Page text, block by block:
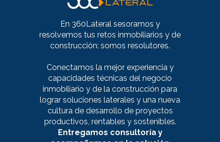
En 360Lateral sesoramos y
resolvemos tus retos inmobiliarios y de
construcción: somos resolutores.
Conectamos la mejor experiencia y
capacidades técnicas del negocio
inmobiliario y de la construcción para
lograr soluciones laterales y una nueva
cultura de desarrollo de proyectos
productivos, rentables y sostenibles.
Entregamos consultoría y